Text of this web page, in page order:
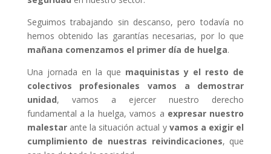
Seguimos trabajando sin descanso, pero todavía no
hemos obtenido las garantías necesarias, por lo que
mañana comenzamos el primer día de huelga.
Una jornada en la que maquinistas y el resto de
colectivos profesionales vamos a demostrar
unidad, vamos a ejercer nuestro derecho
fundamental a la huelga, vamos a expresar nuestro
malestarante la situación actual y vamos a exigir el
cumplimiento de nuestras reivindicaciones, que